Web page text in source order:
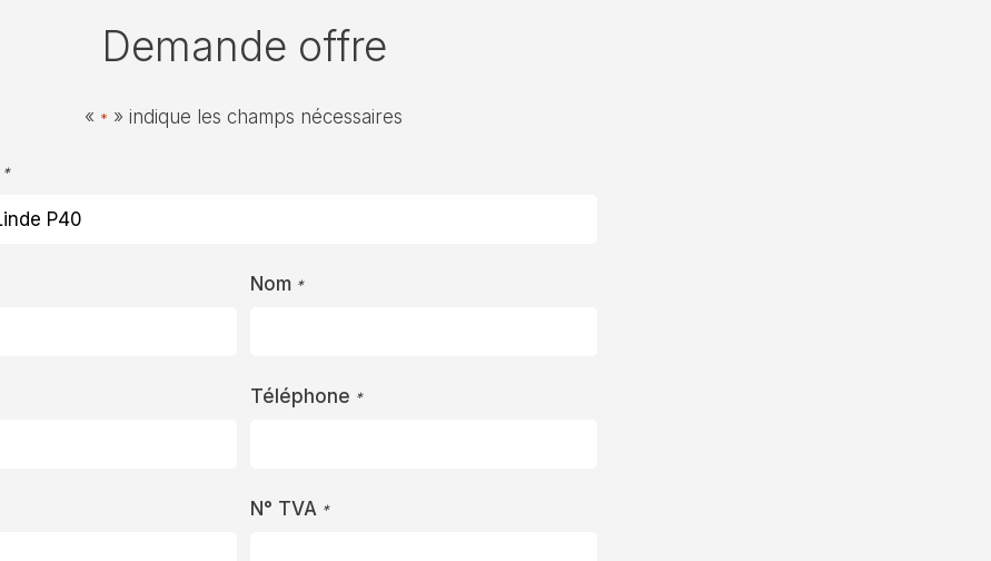
Demande offre
« * » indique les champs nécessaires
*
Nom *
Téléphone *
N° TVA *